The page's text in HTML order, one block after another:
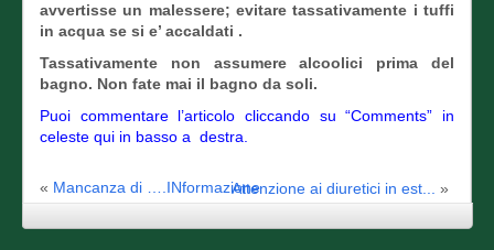
avvertisse un malessere; evitare tassativamente i tuffi
in acqua se si e’ accaldati .
Tassativamente non assumere alcoolici prima del
bagno. Non fate mai il bagno da soli.
Puoi commentare l’articolo cliccando su “Comments” in
celeste qui in basso a destra.
« Mancanza di ….INformazioneAttenzione ai diuretici in est... »